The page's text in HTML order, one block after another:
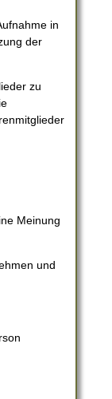
in
der
zu
Meinung
und